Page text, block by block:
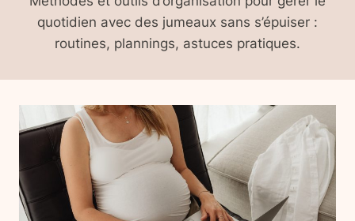
quotidien avec des jumeaux sans s’épuiser :
routines, plannings, astuces pratiques.